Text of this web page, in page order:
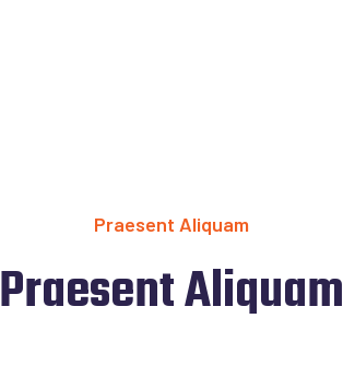
Praesent Aliquam
Praesent Aliquam